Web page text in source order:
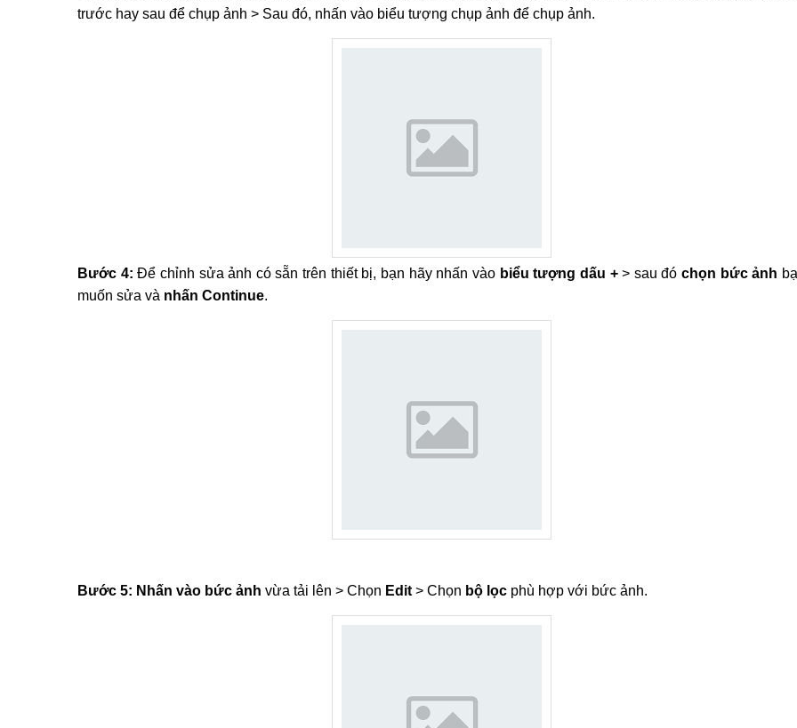
trước hay sau để chụp ảnh > Sau đó, nhấn vào biểu tượng chụp ảnh để chụp ảnh.
Bước 4: Để chỉnh sửa ảnh có sẵn trên thiết bị, bạn hãy nhấn vào biểu tượng dấu +> sau đó chọn bức ảnh
muốn sửa và nhấn Continue.
Bước 5: Nhấn vào bức ảnh vừa tải lên > Chọn Edit > Chọn bộ lọc phù hợp với bức ảnh.